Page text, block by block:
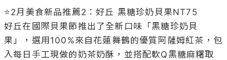
⭐️2月美食新品推薦2：好丘 黑糖珍奶貝果NT75
好丘在國際貝果節推出了全新口味「黑糖珍奶貝
果」，選用100%來自花蓮舞鶴的優質阿薩姆紅茶，包
入每日手工現做的奶茶奶酥，並搭配軟Q黑糖麻糬取